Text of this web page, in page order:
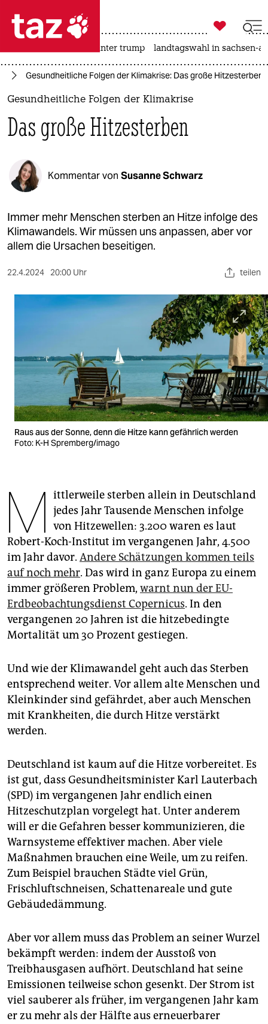
 taz zahl ich
taz zahl ich
politik
öko
gesellschaft
kultur
sport
berlin
nord
verlag
veranstaltungen
shop
fragen & hilfe
abo
genossenschaft
epaper login

taz zahl ich
usa unter trump landtagswahl in sachsen-
Gesundheitliche Folgen der Klimakrise: Das große Hitzesterben
Gesundheitliche Folgen der Klimakrise
Das große Hitzesterben
Kommentar von Susanne Schwarz
Immer mehr Menschen sterben an Hitze infolge des
Klimawandels. Wir müssen uns anpassen, aber vor
allem die Ursachen beseitigen.
22.4.2024 20:00 Uhr teilen
Raus aus der Sonne, denn die Hitze kann gefährlich werden
Foto: K-H Spremberg/imago
M ittlerweile sterben allein in Deutschland
jedes Jahr Tausende Menschen infolge
von Hitzewellen: 3.200 waren es laut
Robert-Koch-Institut im vergangenen Jahr, 4.500
im Jahr davor. Andere Schätzungen kommen teils
auf noch mehr. Das wird in ganz Europa zu einem
immer größeren Problem, warnt nun der EU-
Erdbeobachtungsdienst Copernicus. In den
vergangenen 20 Jahren ist die hitzebedingte
Mortalität um 30 Prozent gestiegen.
Und wie der Klimawandel geht auch das Sterben
entsprechend weiter. Vor allem alte Menschen und
Kleinkinder sind gefährdet, aber auch Menschen
mit Krankheiten, die durch Hitze verstärkt
werden.
Deutschland ist kaum auf die Hitze vorbereitet. Es
ist gut, dass Gesundheitsminister Karl Lauterbach
(SPD) im vergangenen Jahr endlich einen
Hitzeschutzplan vorgelegt hat. Unter anderem
will er die Gefahren besser kommunizieren, die
Warnsysteme effektiver machen. Aber viele
Maßnahmen brauchen eine Weile, um zu reifen.
Zum Beispiel brauchen Städte viel Grün,
Frischluftschneisen, Schatten­areale und gute
Gebäudedämmung.
Aber vor allem muss das Problem an seiner Wurzel
bekämpft werden: indem der Ausstoß von
Treibhausgasen aufhört. Deutschland hat seine
Emissionen teilweise schon gesenkt. Der Strom ist
viel sauberer als früher, im vergangenen Jahr kam
er zu mehr als der Hälfte aus erneuerbarer